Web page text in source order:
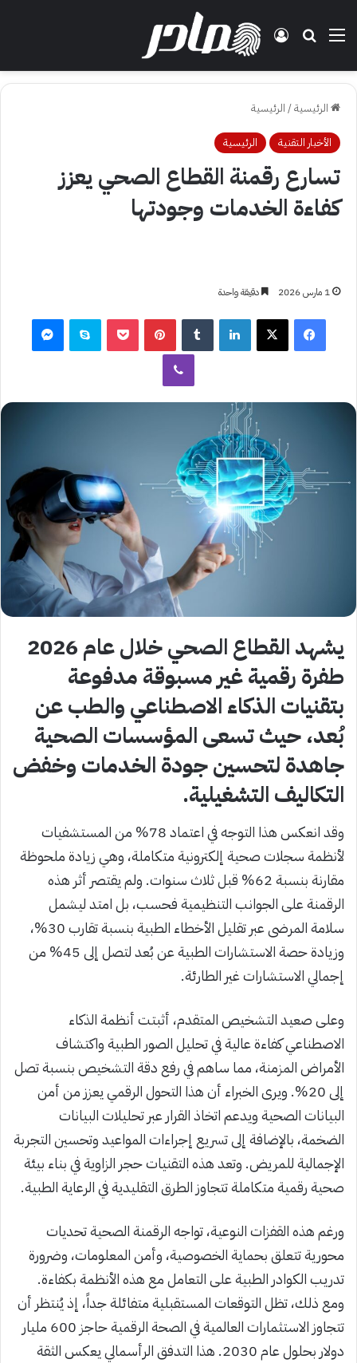
القائمة بحث عنتسجيل الدخول
الرئيسية/ الرئيسية
الأخبار التقنية الرئيسية
تسارع رقمنة القطاع الصحي يعزز
كفاءة الخدمات وجودتها
1 مارس 2026 دقيقة واحدة
فيسبوك‫X لينكدإن ‏Tumblr بينتيريست‫Pocket سكايب ماسنجر
ڤايبر
يشهد القطاع الصحي خلال عام 2026
طفرة رقمية غير مسبوقة مدفوعة
بتقنيات الذكاء الاصطناعي والطب عن
بُعد، حيث تسعى المؤسسات الصحية
جاهدة لتحسين جودة الخدمات وخفض
التكاليف التشغيلية.
وقد انعكس هذا التوجه في اعتماد 78% من المستشفيات
لأنظمة سجلات صحية إلكترونية متكاملة، وهي زيادة ملحوظة
مقارنة بنسبة 62% قبل ثلاث سنوات. ولم يقتصر أثر هذه
الرقمنة على الجوانب التنظيمية فحسب، بل امتد ليشمل
سلامة المرضى عبر تقليل الأخطاء الطبية بنسبة تقارب 30%،
وزيادة حصة الاستشارات الطبية عن بُعد لتصل إلى 45% من
إجمالي الاستشارات غير الطارئة.
وعلى صعيد التشخيص المتقدم، أثبتت أنظمة الذكاء
الاصطناعي كفاءة عالية في تحليل الصور الطبية واكتشاف
الأمراض المزمنة، مما ساهم في رفع دقة التشخيص بنسبة تصل
إلى 20%. ويرى الخبراء أن هذا التحول الرقمي يعزز من أمن
البيانات الصحية ويدعم اتخاذ القرار عبر تحليلات البيانات
الضخمة، بالإضافة إلى تسريع إجراءات المواعيد وتحسين التجربة
الإجمالية للمريض. وتعد هذه التقنيات حجر الزاوية في بناء بيئة
صحية رقمية متكاملة تتجاوز الطرق التقليدية في الرعاية الطبية.
ورغم هذه القفزات النوعية، تواجه الرقمنة الصحية تحديات
محورية تتعلق بحماية الخصوصية، وأمن المعلومات، وضرورة
تدريب الكوادر الطبية على التعامل مع هذه الأنظمة بكفاءة.
ومع ذلك، تظل التوقعات المستقبلية متفائلة جداً، إذ يُنتظر أن
تتجاوز الاستثمارات العالمية في الصحة الرقمية حاجز 600 مليار
دولار بحلول عام 2030. هذا التدفق الرأسمالي يعكس الثقة